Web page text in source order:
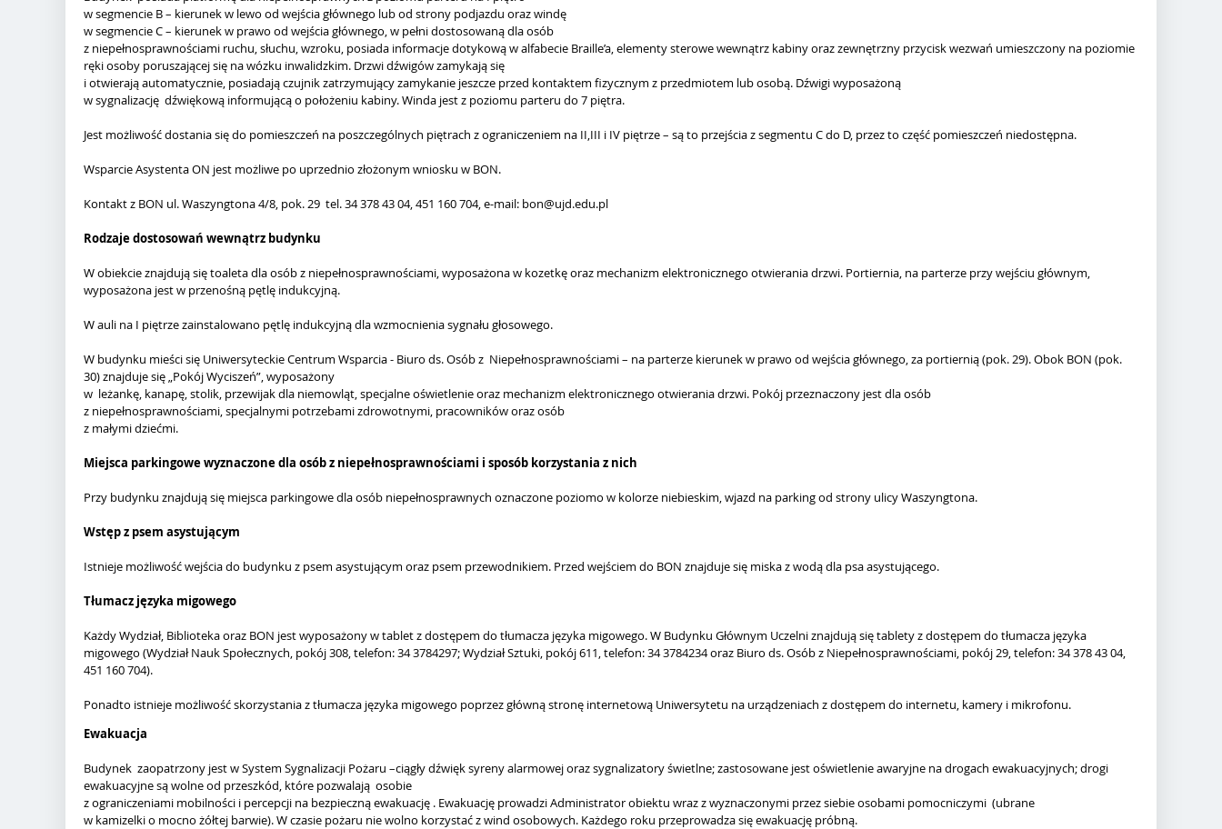
w segmencie B – kierunek w lewo od wejścia głównego lub od strony podjazdu oraz windę
w segmencie C – kierunek w prawo od wejścia głównego, w pełni dostosowaną dla osób
z niepełnosprawnościami ruchu, słuchu, wzroku, posiada informacje dotykową w alfabecie Braille’a, elementy sterowe wewnątrz kabiny oraz zewnętrzny przycisk wezwań umieszczony na poziomie
ręki osoby poruszającej się na wózku inwalidzkim. Drzwi dźwigów zamykają się
i otwierają automatycznie, posiadają czujnik zatrzymujący zamykanie jeszcze przed kontaktem fizycznym z przedmiotem lub osobą. Dźwigi wyposażoną
w sygnalizację dźwiękową informującą o położeniu kabiny. Winda jest z poziomu parteru do 7 piętra.
Jest możliwość dostania się do pomieszczeń na poszczególnych piętrach z ograniczeniem na II,III i IV piętrze – są to przejścia z segmentu C do D, przez to część pomieszczeń niedostępna.
Wsparcie Asystenta ON jest możliwe po uprzednio złożonym wniosku w BON.
Kontakt z BON ul. Waszyngtona 4/8, pok. 29 tel. 34 378 43 04, 451 160 704, e-mail: bon@ujd.edu.pl
Rodzaje dostosowań wewnątrz budynku
W obiekcie znajdują się toaleta dla osób z niepełnosprawnościami, wyposażona w kozetkę oraz mechanizm elektronicznego otwierania drzwi. Portiernia, na parterze przy wejściu głównym,
wyposażona jest w przenośną pętlę indukcyjną.
W auli na I piętrze zainstalowano pętlę indukcyjną dla wzmocnienia sygnału głosowego.
W budynku mieści się Uniwersyteckie Centrum Wsparcia - Biuro ds. Osób z Niepełnosprawnościami – na parterze kierunek w prawo od wejścia głównego, za portiernią (pok. 29). Obok BON (pok.
30) znajduje się „Pokój Wyciszeń”, wyposażony
w leżankę, kanapę, stolik, przewijak dla niemowląt, specjalne oświetlenie oraz mechanizm elektronicznego otwierania drzwi. Pokój przeznaczony jest dla osób
z niepełnosprawnościami, specjalnymi potrzebami zdrowotnymi, pracowników oraz osób
z małymi dziećmi.
Miejsca parkingowe wyznaczone dla osób z niepełnosprawnościami i sposób korzystania z nich
Przy budynku znajdują się miejsca parkingowe dla osób niepełnosprawnych oznaczone poziomo w kolorze niebieskim, wjazd na parking od strony ulicy Waszyngtona.
Wstęp z psem asystującym
Istnieje możliwość wejścia do budynku z psem asystującym oraz psem przewodnikiem. Przed wejściem do BON znajduje się miska z wodą dla psa asystującego.
Tłumacz języka migowego
Każdy Wydział, Biblioteka oraz BON jest wyposażony w tablet z dostępem do tłumacza języka migowego. W Budynku Głównym Uczelni znajdują się tablety z dostępem do tłumacza języka
migowego (Wydział Nauk Społecznych, pokój 308, telefon: 34 3784297; Wydział Sztuki, pokój 611, telefon: 34 3784234 oraz Biuro ds. Osób z Niepełnosprawnościami, pokój 29, telefon: 34 378 43 04,
451 160 704).
Ponadto istnieje możliwość skorzystania z tłumacza języka migowego poprzez główną stronę internetową Uniwersytetu na urządzeniach z dostępem do internetu, kamery i mikrofonu.
Ewakuacja
Budynek zaopatrzony jest w System Sygnalizacji Pożaru –ciągły dźwięk syreny alarmowej oraz sygnalizatory świetlne; zastosowane jest oświetlenie awaryjne na drogach ewakuacyjnych; drogi
ewakuacyjne są wolne od przeszkód, które pozwalają osobie
z ograniczeniami mobilności i percepcji na bezpieczną ewakuację . Ewakuację prowadzi Administrator obiektu wraz z wyznaczonymi przez siebie osobami pomocniczymi (ubrane
w kamizelki o mocno żółtej barwie). W czasie pożaru nie wolno korzystać z wind osobowych. Każdego roku przeprowadza się ewakuację próbną.